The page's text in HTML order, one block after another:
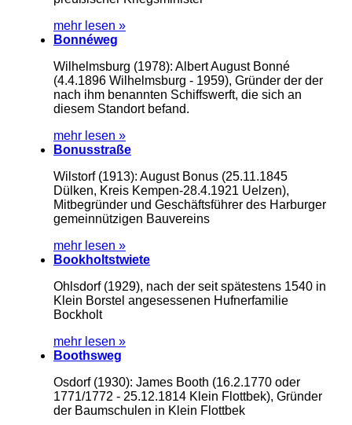
mehr lesen »
Bonnéweg
Wilhelmsburg (1978): Albert August Bonné
(4.4.1896 Wilhelmsburg - 1959), Gründer der der
nach ihm benannten Schiffswerft, die sich an
diesem Standort befand.
mehr lesen »
Bonusstraße
Wilstorf (1913): August Bonus (25.11.1845
Dülken, Kreis Kempen-28.4.1921 Uelzen),
Mitbegründer und Geschäftsführer des Harburger
gemeinnützigen Bauvereins
mehr lesen »
Bookholtstwiete
Ohlsdorf (1929), nach der seit spätestens 1540 in
Klein Borstel angesessenen Hufnerfamilie
Bockholt
mehr lesen »
Boothsweg
Osdorf (1930): James Booth (16.2.1770 oder
1771/1772 - 25.12.1814 Klein Flottbek), Gründer
der Baumschulen in Klein Flottbek